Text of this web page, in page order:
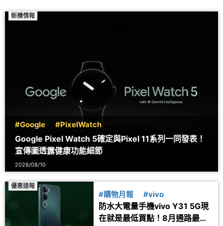
新機情報
#Google #PixelWatch
Google Pixel Watch 5確定與Pixel 11系列一同發表！
宣傳圖透露健康功能細節
2026/08/10
優惠速報
#購物月報 #vivo
防水大電量手機vivo Y31 5G現
在就是最低買點！8月通路最新